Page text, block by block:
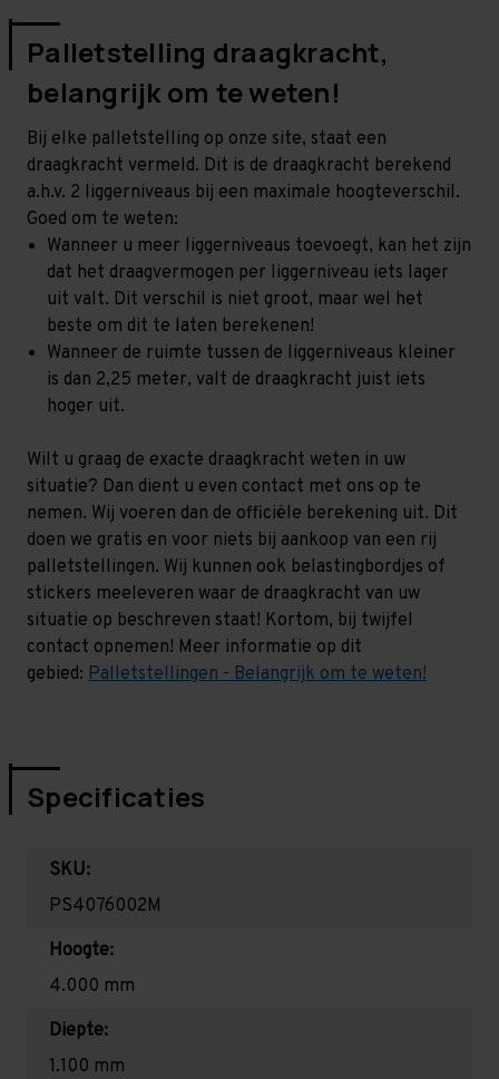
Palletstelling draagkracht,
belangrijk om te weten!
Bij elke palletstelling op onze site, staat een
draagkracht vermeld. Dit is de draagkracht berekend
a.h.v. 2 liggerniveaus bij een maximale hoogteverschil.
Goed om te weten:
Wanneer u meer liggerniveaus toevoegt, kan het zijn
dat het draagvermogen per liggerniveau iets lager
uit valt. Dit verschil is niet groot, maar wel het
beste om dit te laten berekenen!
Wanneer de ruimte tussen de liggerniveaus kleiner
is dan 2,25 meter, valt de draagkracht juist iets
hoger uit.
Wilt u graag de exacte draagkracht weten in uw
situatie? Dan dient u even contact met ons op te
nemen. Wij voeren dan de officiële berekening uit. Dit
doen we gratis en voor niets bij aankoop van een rij
palletstellingen. Wij kunnen ook belastingbordjes of
stickers meeleveren waar de draagkracht van uw
situatie op beschreven staat! Kortom, bij twijfel
contact opnemen! Meer informatie op dit
gebied: Palletstellingen - Belangrijk om te weten!
Specificaties
SKU:
PS4076002M
Hoogte:
4.000 mm
Diepte:
1.100 mm